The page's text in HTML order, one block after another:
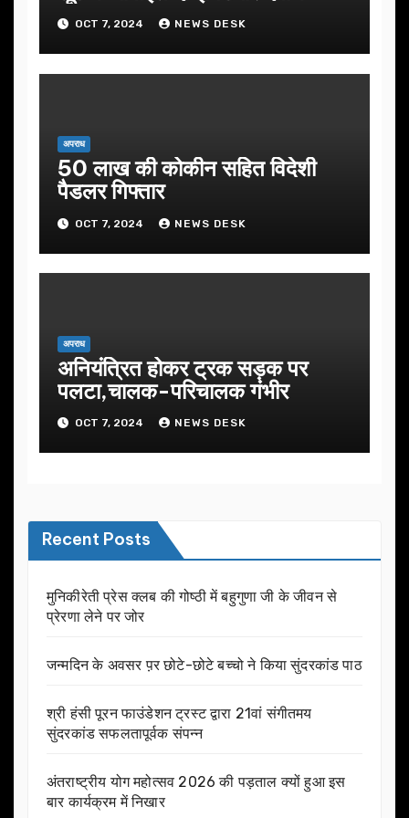
OCT 7, 2024 NEWS DESK
अपराध
50 लाख की कोकीन सहित विदेशी
पैडलर गिफ्तार
OCT 7, 2024 NEWS DESK
अपराध
अनियंत्रित होकर ट्रक सड़क पर
पलटा,चालक-परिचालक गंभीर
OCT 7, 2024 NEWS DESK
Recent Posts
मुनिकीरेती प्रेस क्लब की गोष्ठी में बहुगुणा जी के जीवन से
प्रेरणा लेने पर जोर
जन्मदिन के अवसर प़र छोटे-छोटे बच्चो ने किया सुंदरकांड पाठ
श्री हंसी पूरन फाउंडेशन ट्रस्ट द्वारा 21वां संगीतमय
सुंदरकांड सफलतापूर्वक संपन्न
अंतराष्ट्रीय योग महोत्सव 2026 की पड़ताल क्यों हुआ इस
बार कार्यक्रम में निखार